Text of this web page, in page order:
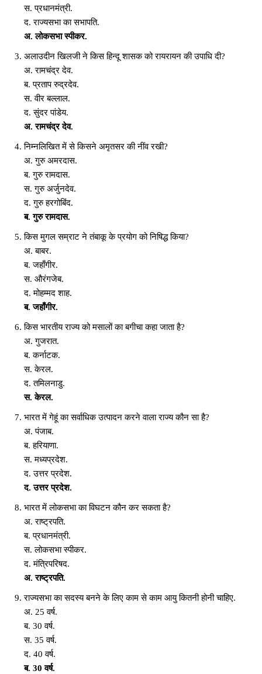
स. प्रधानमंत्री.
द. राज्यसभा का सभापति.
अ. लोकसभा स्पीकर.
अलाउदीन खिलजी ने किस हिन्दू शासक को रायरायन की उपाधि दी?
अ. रामचंद्र देव.
ब. प्रताप रुद्रदेव.
स. वीर बल्लाल.
द. सुंदर पांडेय.
अ. रामचंद्र देव.
निम्नलिखित में से किसने अमृतसर की नींव रखी?
अ. गुरु अमरदास.
ब. गुरु रामदास.
स. गुरु अर्जुनदेव.
द. गुरु हरगोबिंद.
ब. गुरु रामदास.
किस मुगल सम्राट ने तंबाकू के प्रयोग को निषिद्ध किया?
अ. बाबर.
ब. जहाँगीर.
स. औरंगजेब.
द. मोहम्मद शाह.
ब. जहाँगीर.
किस भारतीय राज्य को मसालों का बगीचा कहा जाता है?
अ. गुजरात.
ब. कर्नाटक.
स. केरल.
द. तमिलनाडु.
स. केरल.
भारत में गेहूं का सर्वाधिक उत्पादन करने वाला राज्य कौन सा है?
अ. पंजाब.
ब. हरियाणा.
स. मध्यप्रदेश.
द. उत्तर प्रदेश.
द. उत्तर प्रदेश.
भारत में लोकसभा का विघटन कौन कर सकता है?
अ. राष्ट्रपति.
ब. प्रधानमंत्री.
स. लोकसभा स्पीकर.
द. मंत्रिपरिषद.
अ. राष्ट्रपति.
राज्यसभा का सदस्य बनने के लिए काम से काम आयु कितनी होनी चाहिए.
अ. 25 वर्ष.
ब. 30 वर्ष.
स. 35 वर्ष.
द. 40 वर्ष.
ब. 30 वर्ष.